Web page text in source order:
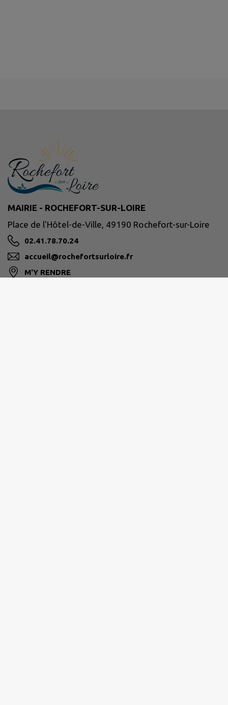
MAIRIE - ROCHEFORT-SUR-LOIRE
Place de l'Hôtel-de-Ville, 49190 Rochefort-sur-Loire
02.41.78.70.24
accueil@rochefortsurloire.fr
M'Y RENDRE